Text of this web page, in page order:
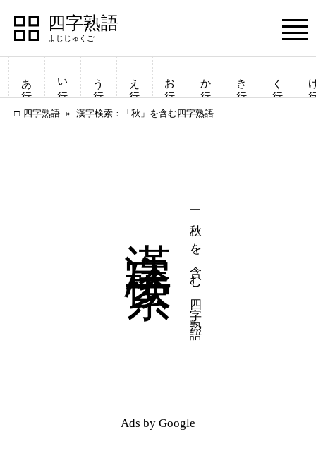
四字熟語
四字熟語
一覧表示
漢字検索
Menu
あ行 い行 う行 え行 お行 か行 き行 く行
四字熟語 漢字検索：「秋」を含む四字熟語
「秋」を含む四字熟語
Ads by Google
四字熟語
一覧表示
漢字検索